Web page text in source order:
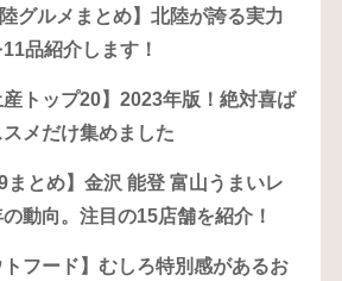
グルメまとめ】北陸が誇る実力
品紹介します！
産トップ20】2023年版！絶対喜ば
メだけ集めました
まとめ】金沢 能登 富山うまいレ
動向。注目の15店舗を紹介！
トフード】むしろ特別感があるお